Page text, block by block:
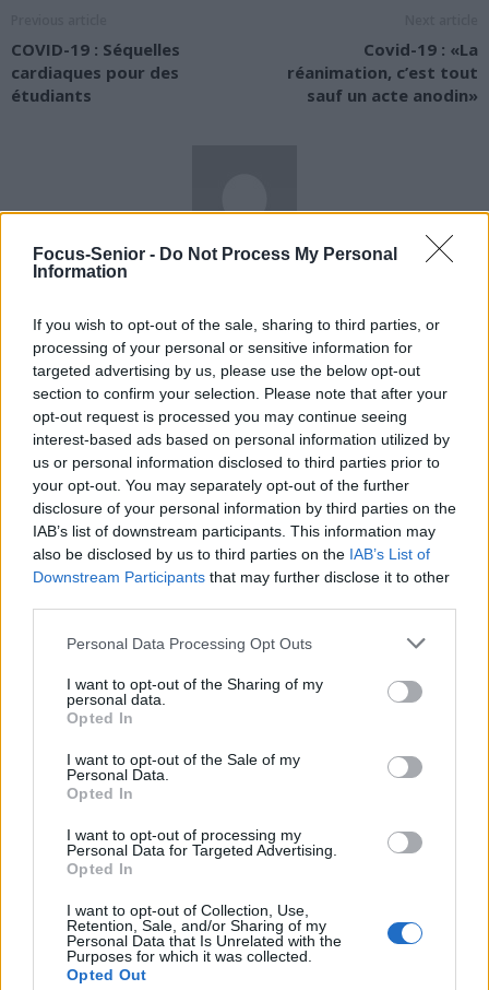
Focus-Senior - Do Not Process My Personal
Information
If you wish to opt-out of the sale, sharing to third parties, or
processing of your personal or sensitive information for
targeted advertising by us, please use the below opt-out
section to confirm your selection. Please note that after your
opt-out request is processed you may continue seeing
interest-based ads based on personal information utilized by
us or personal information disclosed to third parties prior to
your opt-out. You may separately opt-out of the further
disclosure of your personal information by third parties on the
IAB’s list of downstream participants. This information may
also be disclosed by us to third parties on the IAB’s List of
Downstream Participants that may further disclose it to other
Personal Data Processing Opt Outs
I want to opt-out of the Sharing of my
personal data.
Opted In
I want to opt-out of the Sale of my
Personal Data.
Opted In
I want to opt-out of processing my
Personal Data for Targeted Advertising.
Opted In
I want to opt-out of Collection, Use,
Retention, Sale, and/or Sharing of my
Personal Data that Is Unrelated with the
Purposes for which it was collected.
Opted Out
COVID-19 : Séquelles
cardiaques pour des
étudiants
Covid-19 : «La
réanimation, c’est tout
sauf un acte anodin»
RELATED ARTICLES MORE FROM AUTHOR
Sieste après 65 ans : la
clé pour préserver votre
cerveau ou le mettre en
danger
Ménopause et
problèmes urinaires : le
sous-vêtements à
découvrir
Santé
Ménopause précoce : le
risque accru
d’hypertension à ne pas
ignorer
Popular Posts
L’arnaque des « patchs anti-ondes » à coller sur son
smartphone
SEXUALITE – La qualité du sperme baisse toujours
Santé : que recherchent vraiment les Français sur le Web ?
Diabète : une substance cancérigène dans des médicaments à
base de metformine
9 décembre 2019